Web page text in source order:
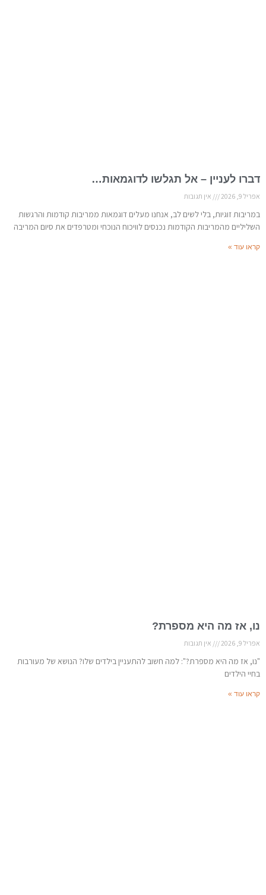
דברו לעניין – אל תגלשו לדוגמאות…
אפריל 9, 2026 אין תגובות
במריבות זוגיות, בלי לשים לב, אנחנו מעלים דוגמאות ממריבות קודמות והרגשות
השליליים מהמריבות הקודמות נכנסים לוויכוח הנוכחי ומטרפדים את סיום המריבה
קראו עוד »
נו, אז מה היא מספרת?
אפריל 9, 2026 אין תגובות
"נו, אז מה היא מספרת?": למה חשוב להתעניין בילדים שלו? הנושא של מעורבות
בחיי הילדים
קראו עוד »